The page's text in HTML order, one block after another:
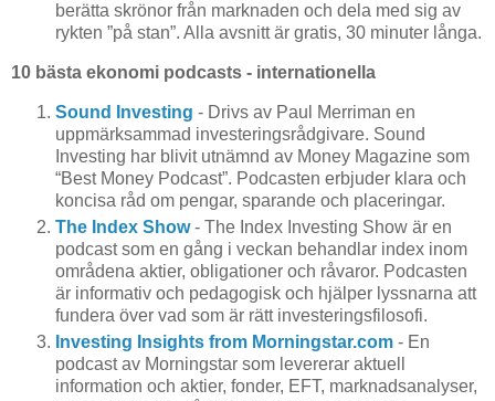
berätta skrönor från marknaden och dela med sig av
rykten ”på stan”. Alla avsnitt är gratis, 30 minuter långa.
10 bästa ekonomi podcasts - internationella
Sound Investing - Drivs av Paul Merriman en
uppmärksammad investeringsrådgivare. Sound
Investing har blivit utnämnd av Money Magazine som
“Best Money Podcast”. Podcasten erbjuder klara och
koncisa råd om pengar, sparande och placeringar.
The Index Show- The Index Investing Show är en
podcast som en gång i veckan behandlar index inom
områdena aktier, obligationer och råvaror. Podcasten
är informativ och pedagogisk och hjälper lyssnarna att
fundera över vad som är rätt investeringsfilosofi.
Investing Insights from Morningstar.com - En
podcast av Morningstar som levererar aktuell
information och aktier, fonder, EFT, marknadsanalyser,